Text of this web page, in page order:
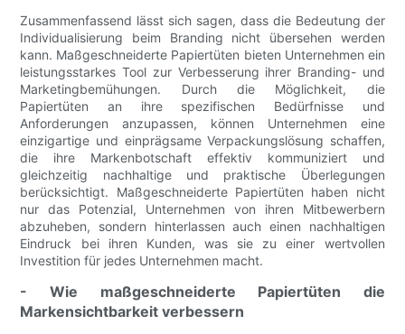
Zusammenfassend lässt sich sagen, dass die Bedeutung der
Individualisierung beim Branding nicht übersehen werden
kann. Maßgeschneiderte Papiertüten bieten Unternehmen ein
leistungsstarkes Tool zur Verbesserung ihrer Branding- und
Marketingbemühungen. Durch die Möglichkeit, die
Papiertüten an ihre spezifischen Bedürfnisse und
Anforderungen anzupassen, können Unternehmen eine
einzigartige und einprägsame Verpackungslösung schaffen,
die ihre Markenbotschaft effektiv kommuniziert und
gleichzeitig nachhaltige und praktische Überlegungen
berücksichtigt. Maßgeschneiderte Papiertüten haben nicht
nur das Potenzial, Unternehmen von ihren Mitbewerbern
abzuheben, sondern hinterlassen auch einen nachhaltigen
Eindruck bei ihren Kunden, was sie zu einer wertvollen
Investition für jedes Unternehmen macht.
- Wie maßgeschneiderte Papiertüten die
Markensichtbarkeit verbessern